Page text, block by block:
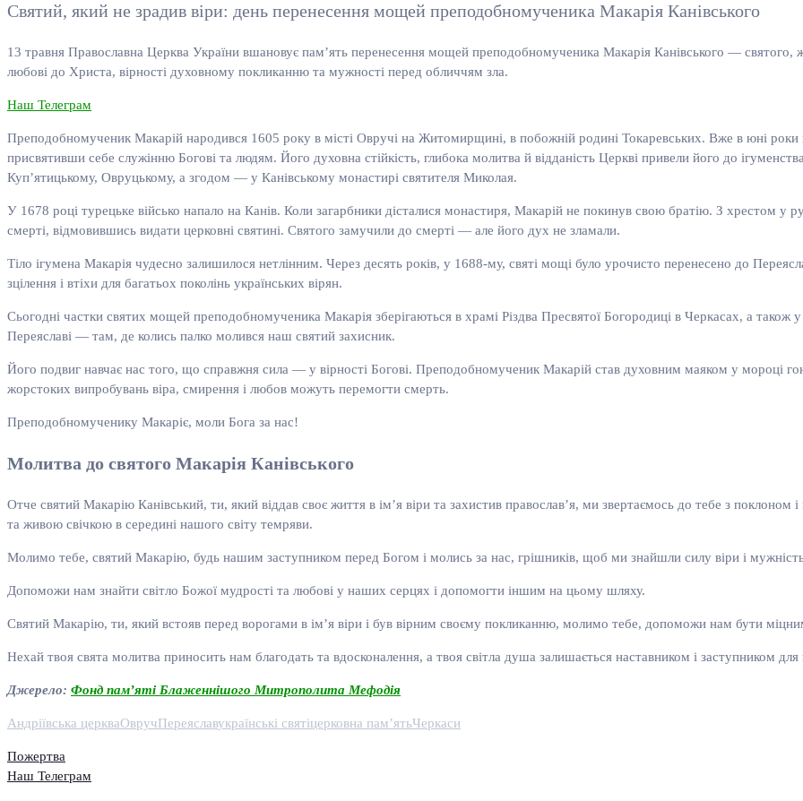
Святий, який не зрадив віри: день перенесення мощей преподобномученика Макарія Канівського
13 травня Православна Церква України вшановує пам’ять перенесення мощей преподобномученика Макарія Канівського — святого,
любові до Христа, вірності духовному покликанню та мужності перед обличчям зла.
Наш Телеграм
Преподобномученик Макарій народився 1605 року в місті Овручі на Житомирщині, в побожній родині Токаревських. Вже в юні роки
присвятивши себе служінню Богові та людям. Його духовна стійкість, глибока молитва й відданість Церкві привели його до
Куп’ятицькому, Овруцькому, а згодом — у Канівському монастирі святителя Миколая.
У 1678 році турецьке військо напало на Канів. Коли загарбники дісталися монастиря, Макарій не покинув свою братію. З хрестом у
смерті, відмовившись видати церковні святині. Святого замучили до смерті — але його дух не зламали.
Тіло ігумена Макарія чудесно залишилося нетлінним. Через десять років, у 1688-му, святі мощі було урочисто перенесено до
зцілення і втіхи для багатьох поколінь українських вірян.
Сьогодні частки святих мощей преподобномученика Макарія зберігаються в храмі Різдва Пресвятої Богородиці в Черкасах, а також
Переяславі — там, де колись палко молився наш святий захисник.
Його подвиг навчає нас того, що справжня сила — у вірності Богові. Преподобномученик Макарій став духовним маяком у мороці
жорстоких випробувань віра, смирення і любов можуть перемогти смерть.
Преподобномученику Макаріє, моли Бога за нас!
Молитва до святого Макарія Канівського
Отче святий Макарію Канівський, ти, який віддав своє життя в ім’я віри та захистив православ’я, ми звертаємось до тебе з поклоном
та живою свічкою в середині нашого світу темряви.
Молимо тебе, святий Макарію, будь нашим заступником перед Богом і молись за нас, грішників, щоб ми знайшли силу віри і
Допоможи нам знайти світло Божої мудрості та любові у наших серцях і допомогти іншим на цьому шляху.
Святий Макарію, ти, який встояв перед ворогами в ім’я віри і був вірним своєму покликанню, молимо тебе, допоможи нам бути
Нехай твоя свята молитва приносить нам благодать та вдосконалення, а твоя світла душа залишається наставником і заступником
Джерело: Фонд пам’яті Блаженнішого Митрополита Мефодія
Андріївська церкваОвручПереяславукраїнські святіцерковна пам’ятьЧеркаси
Пожертва
Наш Телеграм